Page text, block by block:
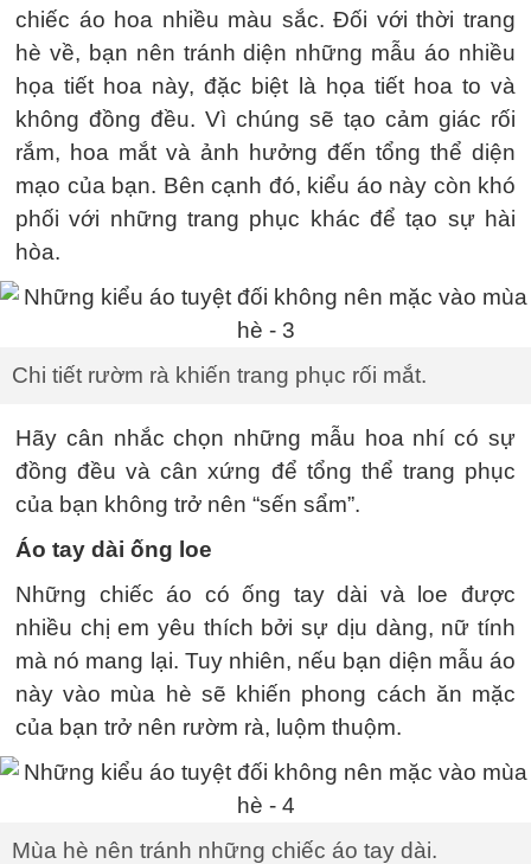
chiếc áo hoa nhiều màu sắc. Đối với thời trang
hè về, bạn nên tránh diện những mẫu áo nhiều
họa tiết hoa này, đặc biệt là họa tiết hoa to và
không đồng đều. Vì chúng sẽ tạo cảm giác rối
rắm, hoa mắt và ảnh hưởng đến tổng thể diện
mạo của bạn. Bên cạnh đó, kiểu áo này còn khó
phối với những trang phục khác để tạo sự hài
hòa.
Chi tiết rườm rà khiến trang phục rối mắt.
Hãy cân nhắc chọn những mẫu hoa nhí có sự
đồng đều và cân xứng để tổng thể trang phục
của bạn không trở nên “sến sẩm”.
Áo tay dài ống loe
Những chiếc áo có ống tay dài và loe được
nhiều chị em yêu thích bởi sự dịu dàng, nữ tính
mà nó mang lại. Tuy nhiên, nếu bạn diện mẫu áo
này vào mùa hè sẽ khiến phong cách ăn mặc
của bạn trở nên rườm rà, luộm thuộm.
Mùa hè nên tránh những chiếc áo tay dài.